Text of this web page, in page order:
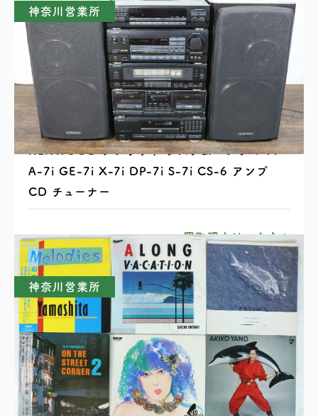
神奈川営業所
KENWOOD ケンウッド システムコンポ T-7i
A-7i GE-7i X-7i DP-7i S-7i CS-6 アンプ
CD チューナー
買取理由はこちら
神奈川営業所